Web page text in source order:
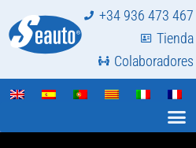
+34 936 473 467
Tienda
Colaboradores